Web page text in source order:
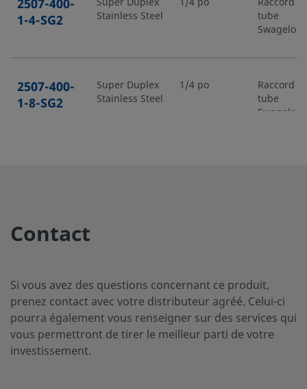
2507-400-
1-4-SG2
Stainless Steel
tube
2507-400-
1-8-SG2
Super Duplex
Stainless Steel
1/4 po
Raccord
tube
2507-600-
1-4-SG2
Super Duplex
3/8 po
Raccord
Contact
Si vous avez des questions concernant ce produit,
prenez contact avec votre distributeur agréé. Celui-ci
pourra également vous renseigner sur des services qui
vous permettront de tirer le meilleur parti de votre
investissement.